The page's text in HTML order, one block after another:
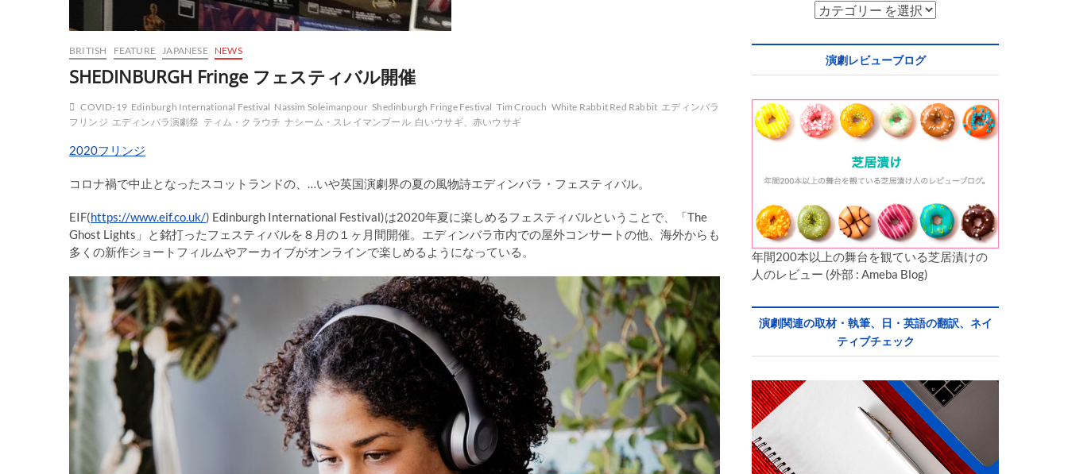
BRITISH FEATURE JAPANESE NEWS
SHEDINBURGH Fringe フェスティバル開催
COVID-19 Edinburgh International Festival Nassim Soleimanpour Shedinburgh Fringe Festival Tim Crouch White Rabbit Red Rabbit エディンバラ
フリンジ エディンバラ演劇祭 ティム・クラウチ ナシーム・スレイマンプール 白いウサギ、赤いウサギ
2020フリンジ
コロナ禍で中止となったスコットランドの、…いや英国演劇界の夏の風物詩エディンバラ・フェスティバル。
EIF(https://www.eif.co.uk/) Edinburgh International Festival)は2020年夏に楽しめるフェスティバルということで、「The
Ghost Lights」と銘打ったフェスティバルを８月の１ヶ月間開催。エディンバラ市内での屋外コンサートの他、海外からも
多くの新作ショートフィルムやアーカイブがオンラインで楽しめるようになっている。
演劇レビューブログ
年間200本以上の舞台を観ている芝居漬けの
人のレビュー (外部 : Ameba Blog)
演劇関連の取材・執筆、日・英語の翻訳、ネイ
ティブチェック